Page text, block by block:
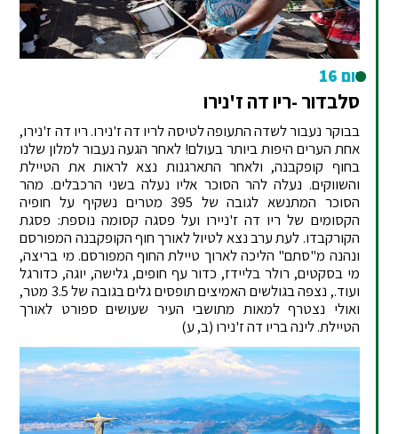
יום 16
סלבדור -ריו דה ז'נירו
בבוקר נעבור לשדה התעופה לטיסה לריו דה ז'נירו. ריו דה ז'נירו,
אחת הערים היפות ביותר בעולם! לאחר הגעה נעבור למלון שלנו
בחוף קופקבנה, ולאחר התארגנות נצא לראות את הטיילת
והשווקים. נעלה להר הסוכר אליו נעלה בשני הרכבלים. מהר
הסוכר המתנשא לגובה של 395 מטרים נשקיף על חופיה
הקסומים של ריו דה ז'ניירו ועל פסגה קסומה נוספת: פסגת
הקורקבדו. לעת ערב נצא לטיול לאורך חוף הקופקבנה המפורסם
ונהנה מ"סתם" הליכה לארוך טיילת החוף המפורסם. מי בריצה,
מי בסקטים, רולר בליידז, כדור עף חופים, גלישה, יוגה, כדורגל
ועוד., נצפה בגולשים האמיצים תופסים גלים בגובה של 3.5 מטר,
ואולי נצטרף למאות מתושבי העיר שעושים ספורט לאורך
הטיילת. לינה בריו דה ז'נירו (ב, ע)